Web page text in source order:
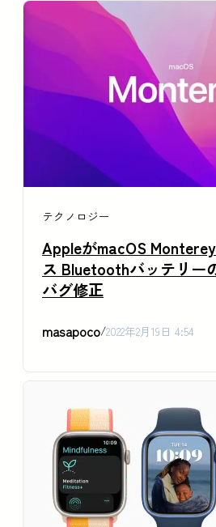
テクノロジー
AppleがmacOS
ス Bluetoothバッテリー
バグ修正
masapoco/2022年2月19日 4:54